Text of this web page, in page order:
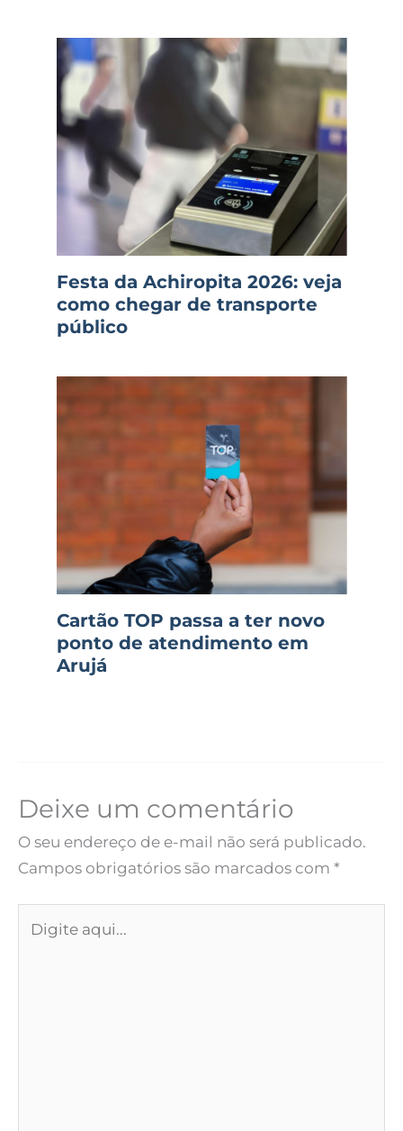
Festa da Achiropita 2026: veja
como chegar de transporte
público
Cartão TOP passa a ter novo
ponto de atendimento em
Arujá
Deixe um comentário
O seu endereço de e-mail não será publicado.
Campos obrigatórios são marcados com *
aqui...